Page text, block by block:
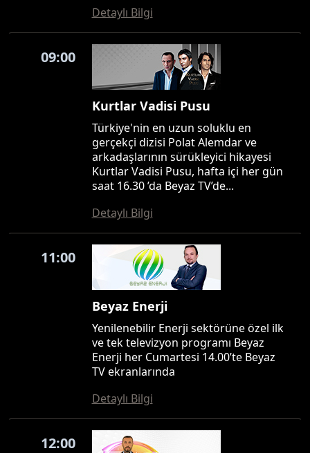
Detaylı Bilgi
09:00
Kurtlar Vadisi Pusu
Türkiye'nin en uzun soluklu en
gerçekçi dizisi Polat Alemdar ve
arkadaşlarının sürükleyici hikayesi
Kurtlar Vadisi Pusu, hafta içi her gün
saat 16.30 ’da Beyaz TV’de...
Detaylı Bilgi
11:00
Beyaz Enerji
Yenilenebilir Enerji sektörüne özel ilk
ve tek televizyon programı Beyaz
Enerji her Cumartesi 14.00’te Beyaz
TV ekranlarında
Detaylı Bilgi
12:00